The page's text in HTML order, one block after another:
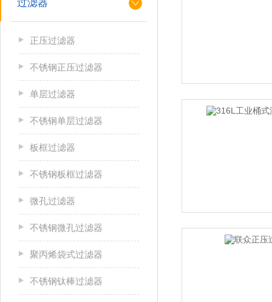
过滤器
正压过滤器
不锈钢正压过滤器
单层过滤器
不锈钢单层过滤器
板框过滤器
不锈钢板框过滤器
微孔过滤器
不锈钢微孔过滤器
聚丙烯袋式过滤器
不锈钢钛棒过滤器